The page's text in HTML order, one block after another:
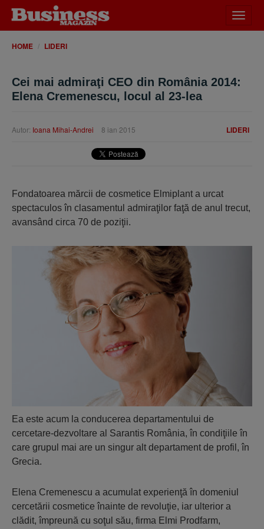
meniu
HOME LIDERI
Cei mai admiraţi CEO din România 2014:
Elena Cremenescu, locul al 23-lea
LIDERI
Autor: Ioana Mihai-Andrei 8 ian 2015
Fondatoarea mărcii de cosmetice Elmiplant a urcat
spectaculos în clasamentul admiraţilor faţă de anul trecut,
avansând circa 70 de poziţii.
Ea este acum la conducerea departamentului de
cercetare-dezvoltare al Sarantis România, în condiţiile în
care grupul mai are un singur alt departament de profil, în
Grecia.
Elena Cremenescu a acumulat experienţă în domeniul
cercetării cosmetice înainte de revoluţie, iar ulterior a
clădit, împreună cu soţul său, firma Elmi Prodfarm,